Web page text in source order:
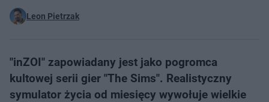
Leon Pietrzak
"inZOI" zapowiadany jest jako pogromca
kultowej serii gier "The Sims". Realistyczny
symulator życia od miesięcy wywołuje wielkie